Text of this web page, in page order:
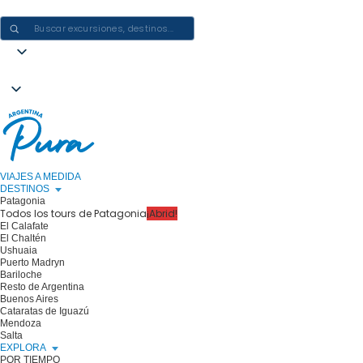
VIAJES A MEDIDA
DESTINOS
Patagonia
Todos los tours de Patagonia¡Abrid!
El Calafate
El Chaltén
Ushuaia
Puerto Madryn
Bariloche
Resto de Argentina
Buenos Aires
Cataratas de Iguazú
Mendoza
Salta
EXPLORA
POR TIEMPO